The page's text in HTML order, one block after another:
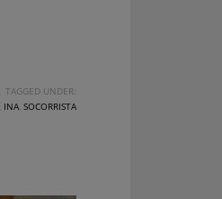
TAGGED UNDER:
INA SOCORRISTA